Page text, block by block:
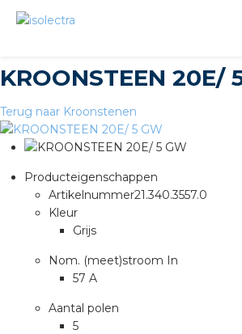
KROONSTEEN 20E/
Terug naar Kroonstenen
Producteigenschappen
Artikelnummer21.340.3557.0
Kleur
Grijs
Nom. (meet)stroom In
57 A
Aantal polen
5